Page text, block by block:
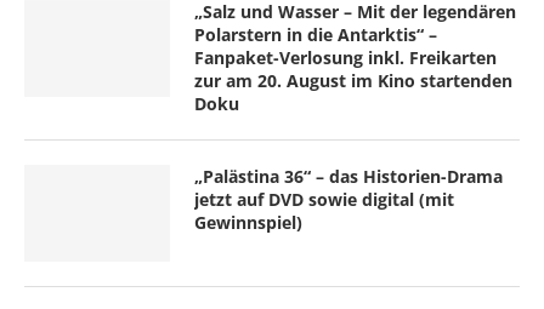
„Salz und Wasser – Mit der legendären
Polarstern in die Antarktis“ –
Fanpaket-Verlosung inkl. Freikarten
zur am 20. August im Kino startenden
Doku
„Palästina 36“ – das Historien-Drama
jetzt auf DVD sowie digital (mit
Gewinnspiel)